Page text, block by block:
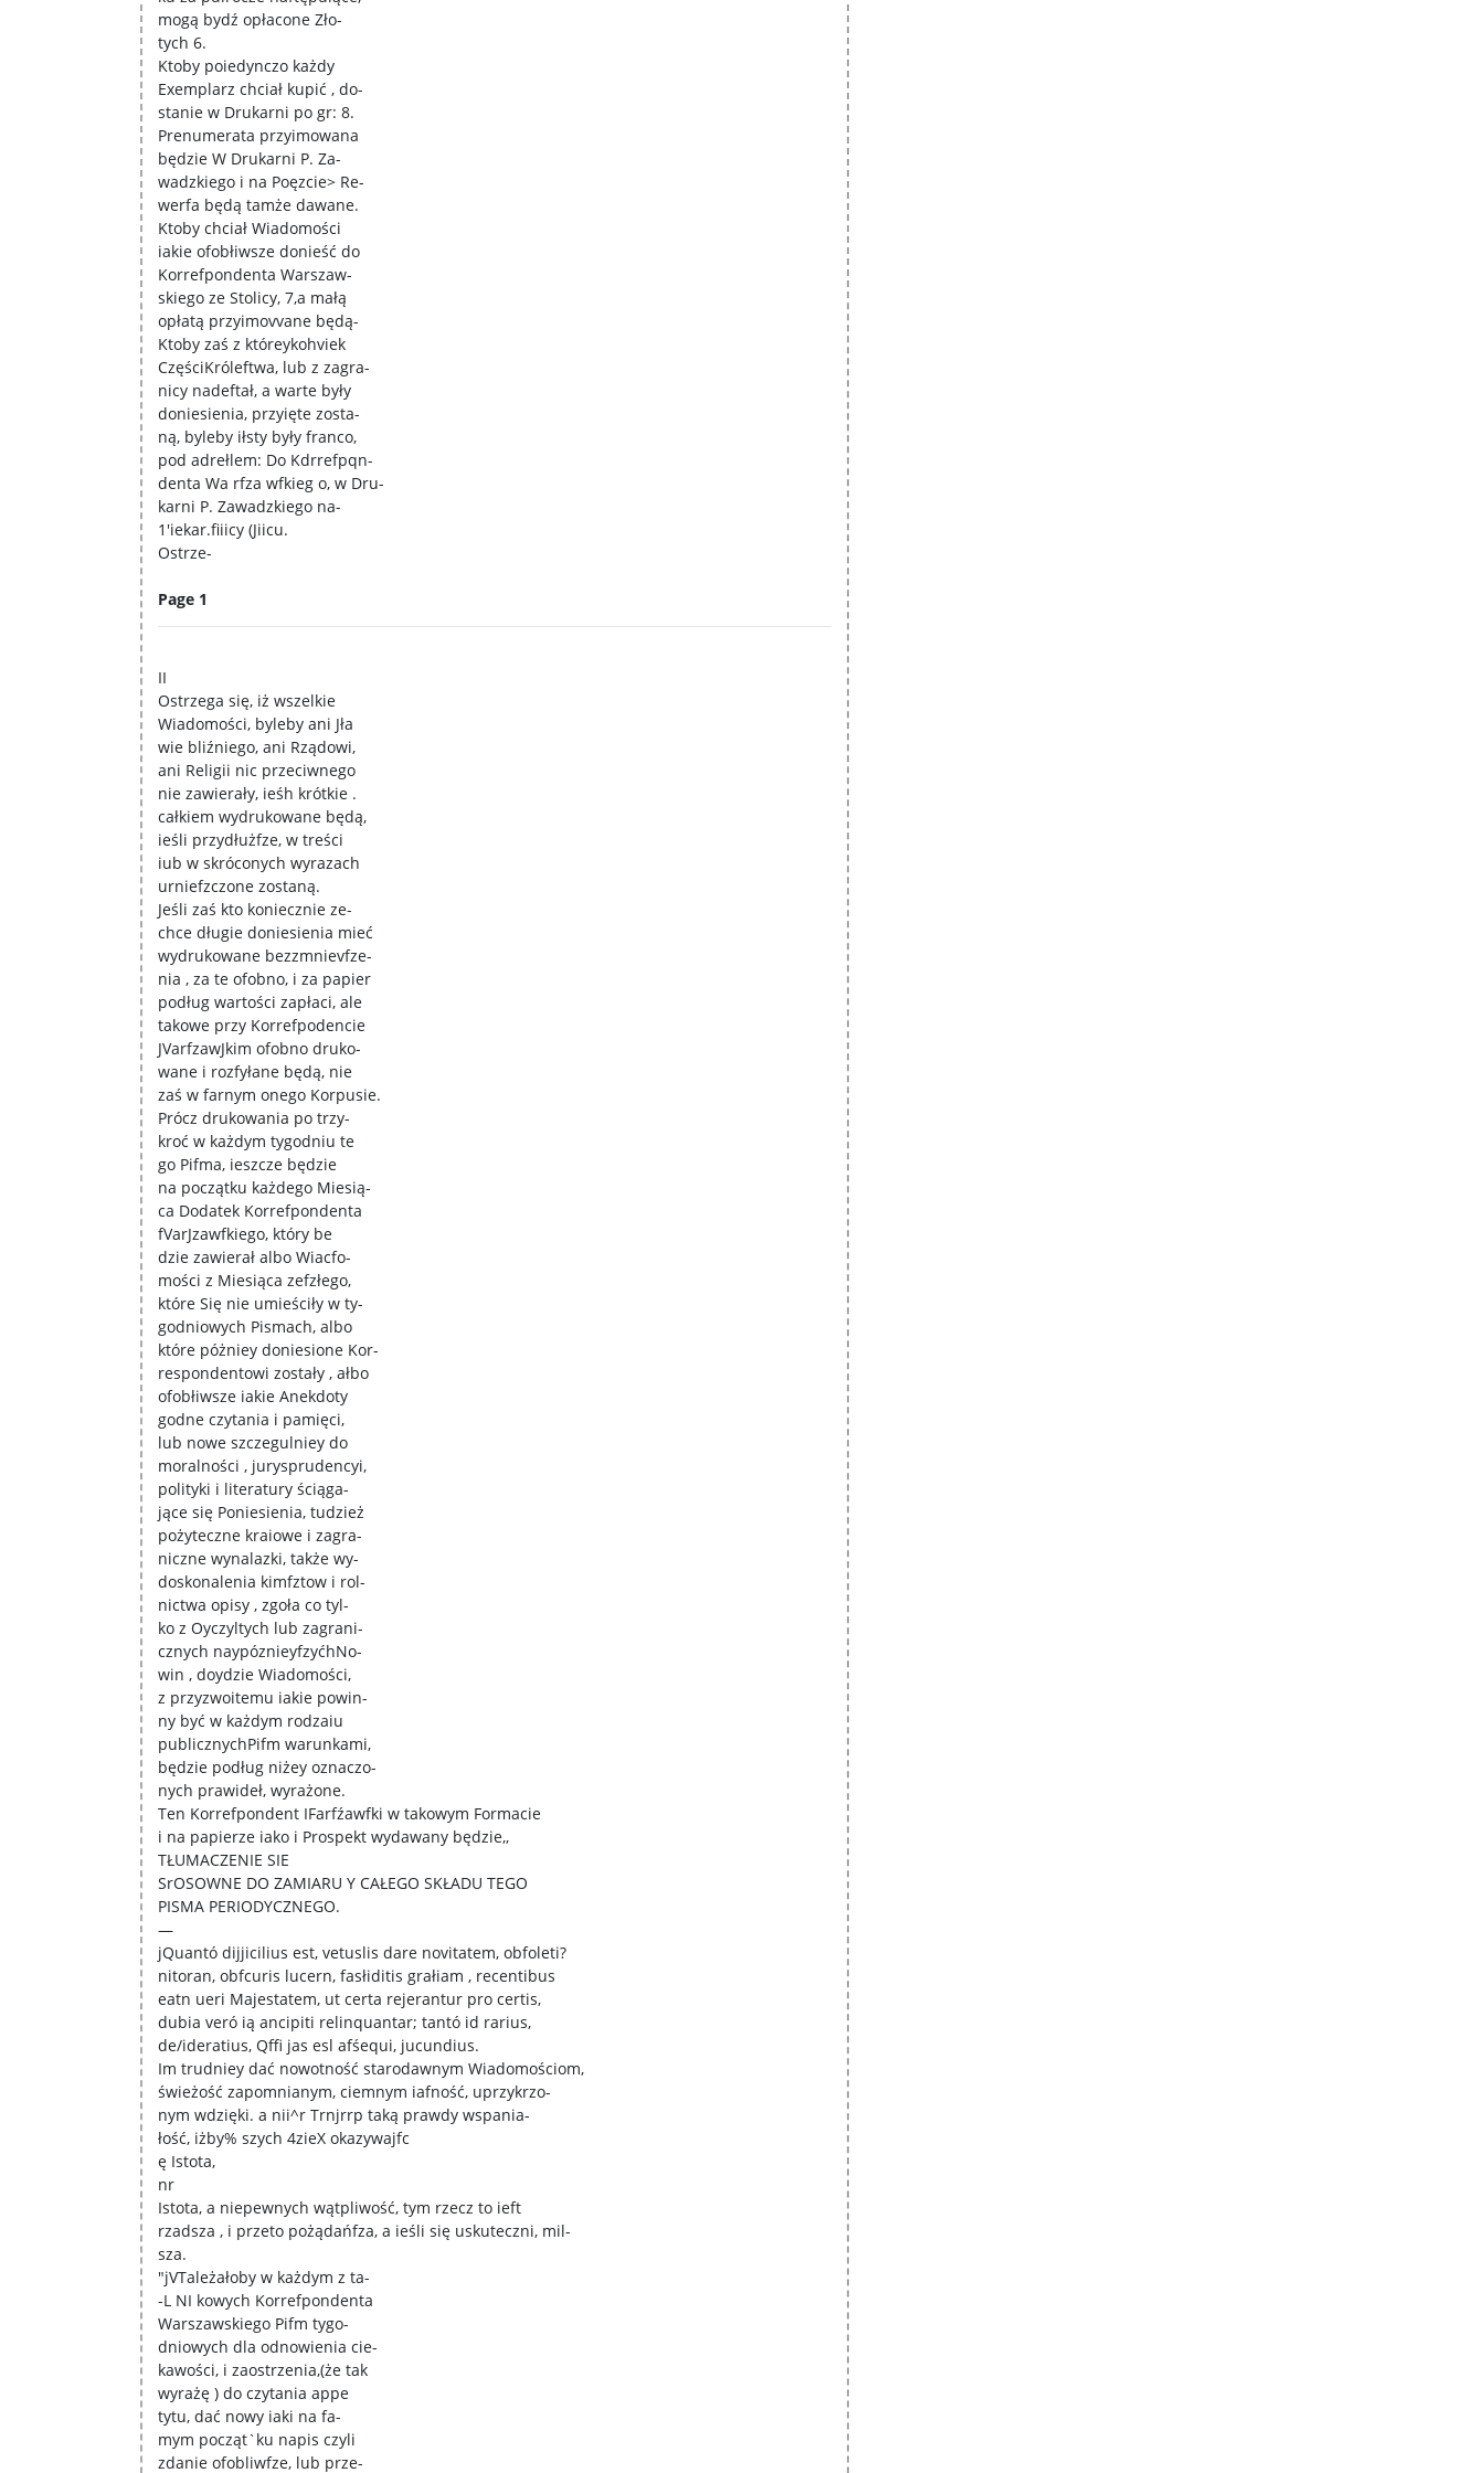
mogą bydź opłacone Zło-
tych 6.
Ktoby poiedynczo każdy
Exemplarz chciał kupić , do-
stanie w Drukarni po gr: 8.
Prenumerata przyimowana
będzie W Drukarni P. Za-
wadzkiego i na Poęzcie> Re-
werfa będą tamże dawane.
Ktoby chciał Wiadomości
iakie ofobłiwsze donieść do
Korrefpondenta Warszaw-
skiego ze Stolicy, 7,a małą
opłatą przyimovvane będą-
Ktoby zaś z któreykohviek
CzęściKróleftwa, lub z zagra-
nicy nadeftał, a warte były
doniesienia, przyięte zosta-
ną, byleby iłsty były franco,
pod adrełlem: Do Kdrrefpqn-
denta Wa rfza wfkieg o, w Dru-
karni P. Zawadzkiego na-
1'iekar.fiiicy (Jiicu.
Ostrze-
Page 1
II
Ostrzega się, iż wszelkie
Wiadomości, byleby ani Jła
wie bliźniego, ani Rządowi,
ani Religii nic przeciwnego
nie zawierały, ieśh krótkie .
całkiem wydrukowane będą,
ieśli przydłużfze, w treści
iub w skróconych wyrazach
urniefzczone zostaną.
Jeśli zaś kto koniecznie ze-
chce długie doniesienia mieć
wydrukowane bezzmnievfze-
nia , za te ofobno, i za papier
podług wartości zapłaci, ale
takowe przy Korrefpodencie
JVarfzawJkim ofobno druko-
wane i rozfyłane będą, nie
zaś w farnym onego Korpusie.
Prócz drukowania po trzy-
kroć w każdym tygodniu te
go Pifma, ieszcze będzie
na początku każdego Miesią-
ca Dodatek Korrefpondenta
fVarJzawfkiego, który be
dzie zawierał albo Wiacfo-
mości z Miesiąca zefzłego,
które Się nie umieściły w ty-
godniowych Pismach, albo
które póżniey doniesione Kor-
respondentowi zostały , ałbo
ofobłiwsze iakie Anekdoty
godne czytania i pamięci,
lub nowe szczegulniey do
moralności , jurysprudencyi,
polityki i literatury ściąga-
jące się Poniesienia, tudzież
pożyteczne kraiowe i zagra-
niczne wynalazki, także wy-
doskonalenia kimfztow i rol-
nictwa opisy , zgoła co tyl-
ko z Oyczyltych lub zagrani-
cznych naypóznieyfzyćhNo-
win , doydzie Wiadomości,
z przyzwoitemu iakie powin-
ny być w każdym rodzaiu
publicznychPifm warunkami,
będzie podług niżey oznaczo-
nych prawideł, wyrażone.
Ten Korrefpondent IFarfźawfki w takowym Formacie
i na papierze iako i Prospekt wydawany będzie,,
TŁUMACZENIE SIE
SrOSOWNE DO ZAMIARU Y CAŁEGO SKŁADU TEGO
PISMA PERIODYCZNEGO.
—
jQuantó dijjicilius est, vetuslis dare novitatem, obfoleti?
nitoran, obfcuris lucern, fasłiditis grałiam , recentibus
eatn ueri Majestatem, ut certa rejerantur pro certis,
dubia veró ią ancipiti relinquantar; tantó id rarius,
de/ideratius, Qffi jas esl afśequi, jucundius.
Im trudniey dać nowotność starodawnym Wiadomościom,
świeżość zapomnianym, ciemnym iafność, uprzykrzo-
nym wdzięki. a nii^r Trnjrrp taką prawdy wspania-
łość, iżby% szych 4zieX okazywajfc
ę Istota,
nr
Istota, a niepewnych wątpliwość, tym rzecz to ieft
rzadsza , i przeto pożądańfza, a ieśli się uskuteczni, mil-
sza.
"jVTależałoby w każdym z ta-
-L NI kowych Korrefpondenta
Warszawskiego Pifm tygo-
dniowych dla odnowienia cie-
kawości, i zaostrzenia,(że tak
wyrażę ) do czytania appe
tytu, dać nowy iaki na fa-
mym począt`ku napis czyli
zdanie ofobliwfze, lub prze-